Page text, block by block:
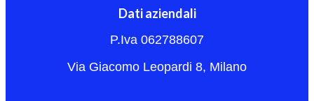
Dati aziendali
P.Iva 062788607
Via Giacomo Leopardi 8, Milano